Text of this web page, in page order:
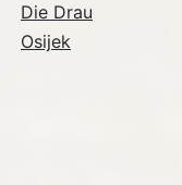
Die Drau
Osijek